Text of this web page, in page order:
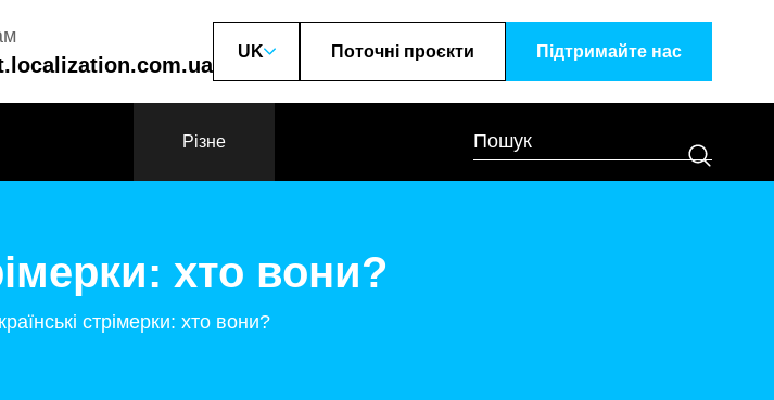
UK Поточні проєкти Підтримайте наc
Різне
хто вони?
стрімерки: хто вони?